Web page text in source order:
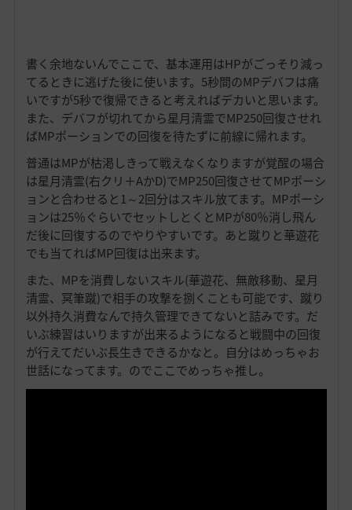
書く余地ないんでここで、基本運用はHPがごっそり減っ
てるときに逃げた後に使います。5秒間のMPデバフは痛
いですが5秒で復帰できると考えればデカいと思います。
また、デバフが切れてから星月清霊でMP250回復させれ
ばMPポーションでの回復を待たずに前線に帰れます。
普通はMPが枯渇しきって戦えなくなりますが覚醒の場合
は星月清霊(右クリ＋AかD)でMP250回復させてMPポーシ
ョンと合わせると1～2回分はスキル放てます。MPポーシ
ョンは25％ぐらいでセットしとくとMPが80％消し飛ん
だ後に回復するのでやりやすいです。あと蹴りと華遊花
でも当てればMP回復は出来ます。
また、MPを消費しないスキル(華遊花、無敵移動、星月
清霊、冥筆蹴)で相手の攻撃を捌くことも可能です、蹴り
以外持久消費なんで持久管理できてないと詰みです。だ
いぶ練習はいりますが出来るようになると戦闘中の回復
が行えてだいぶ長生きできるかなと。自分はめっちゃお
世話になってます。のでここでめっちゃ推し。